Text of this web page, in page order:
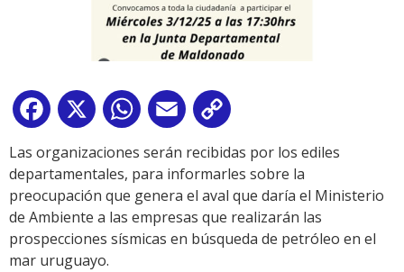
Facebook
X WhatsApp
Email
Link
Las organizaciones serán recibidas por los ediles
departamentales, para informarles sobre la
preocupación que genera el aval que daría el Ministerio
de Ambiente a las empresas que realizarán las
prospecciones sísmicas en búsqueda de petróleo en el
mar uruguayo.